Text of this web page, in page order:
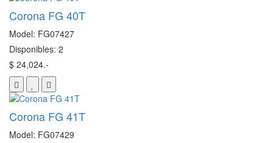
Corona FG 40T
Model: FG07427
Disponibles: 2
$ 24,024.-
Corona FG 41T
Model: FG07429